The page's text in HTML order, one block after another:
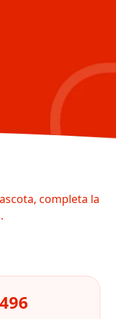
completa la